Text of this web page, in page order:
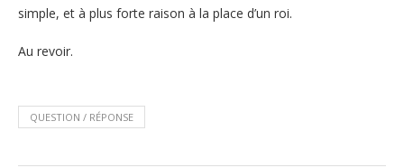
simple, et à plus forte raison à la place d’un roi.
Au revoir.
QUESTION / RÉPONSE